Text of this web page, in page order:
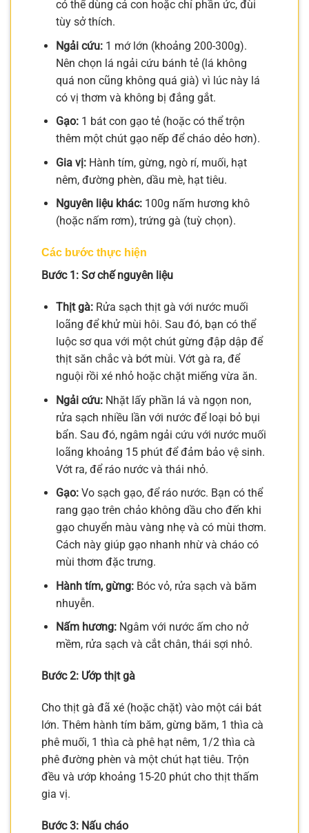
có thể dùng cả con hoặc chỉ phần ức, đùi
tùy sở thích.
Ngải cứu:1 mớ lớn (khoảng 200-300g).
Nên chọn lá ngải cứu bánh tẻ (lá không
quá non cũng không quá già) vì lúc này lá
có vị thơm và không bị đắng gắt.
Gạo:1 bát con gạo tẻ (hoặc có thể trộn
thêm một chút gạo nếp để cháo dẻo hơn).
Gia vị:Hành tím, gừng, ngò rí, muối, hạt
nêm, đường phèn, dầu mè, hạt tiêu.
Nguyên liệu khác:100g nấm hương khô
(hoặc nấm rơm), trứng gà (tuỳ chọn).
Các bước thực hiện
Bước 1: Sơ chế nguyên liệu
Thịt gà:Rửa sạch thịt gà với nước muối
loãng để khử mùi hôi. Sau đó, bạn có thể
luộc sơ qua với một chút gừng đập dập để
thịt săn chắc và bớt mùi. Vớt gà ra, để
nguội rồi xé nhỏ hoặc chặt miếng vừa ăn.
Ngải cứu:Nhặt lấy phần lá và ngọn non,
rửa sạch nhiều lần với nước để loại bỏ bụi
bẩn. Sau đó, ngâm ngải cứu với nước muối
loãng khoảng 15 phút để đảm bảo vệ sinh.
Vớt ra, để ráo nước và thái nhỏ.
Gạo:Vo sạch gạo, để ráo nước. Bạn có thể
rang gạo trên chảo không dầu cho đến khi
gạo chuyển màu vàng nhẹ và có mùi thơm.
Cách này giúp gạo nhanh nhừ và cháo có
mùi thơm đặc trưng.
Hành tím, gừng:Bóc vỏ, rửa sạch và băm
nhuyễn.
Nấm hương:Ngâm với nước ấm cho nở
mềm, rửa sạch và cắt chân, thái sợi nhỏ.
Bước 2: Ướp thịt gà
Cho thịt gà đã xé (hoặc chặt) vào một cái bát
lớn. Thêm hành tím băm, gừng băm, 1 thìa cà
phê muối, 1 thìa cà phê hạt nêm, 1/2 thìa cà
phê đường phèn và một chút hạt tiêu. Trộn
đều và ướp khoảng 15-20 phút cho thịt thấm
gia vị.
Bước 3: Nấu cháo